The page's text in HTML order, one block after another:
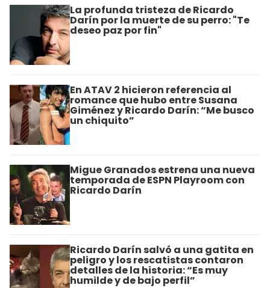
La profunda tristeza de Ricardo
Darín por la muerte de su perro: "Te
deseo paz por fin"
En ATAV 2 hicieron referencia al
romance que hubo entre Susana
Giménez y Ricardo Darín: “Me busco
un chiquito”
Migue Granados estrena una nueva
temporada de ESPN Playroom con
Ricardo Darín
Ricardo Darín salvó a una gatita en
peligro y los rescatistas contaron
detalles de la historia: “Es muy
humilde y de bajo perfil”